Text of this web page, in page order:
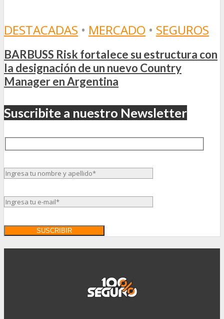
DESTACADAS • MERCADO • SEGUROS
BARBUSS Risk fortalece su estructura con
la designación de un nuevo Country
Manager en Argentina
Suscribite a nuestro Newsletter